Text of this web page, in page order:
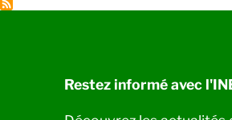
Restez informé avec